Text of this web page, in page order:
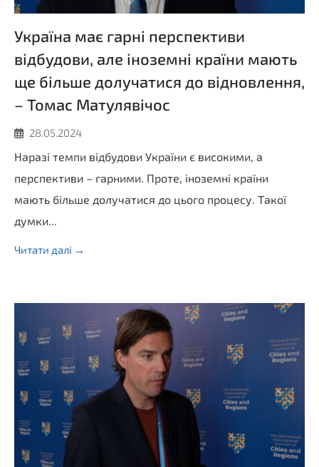
Україна має гарні перспективи
відбудови, але іноземні країни мають
ще більше долучатися до відновлення,
– Томас Матулявічос
28.05.2024
Наразі темпи відбудови України є високими, а
перспективи – гарними. Проте, іноземні країни
мають більше долучатися до цього процесу. Такої
думки...
Читати далі →